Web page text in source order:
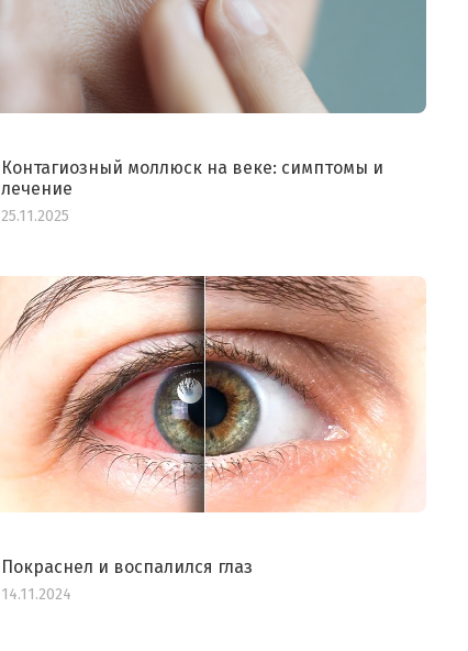
Контагиозный моллюск на веке: симптомы и
лечение
25.11.2025
Покраснел и воспалился глаз
14.11.2024